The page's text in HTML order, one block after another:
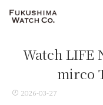
Watch LIFE
mirco
2026-03-27